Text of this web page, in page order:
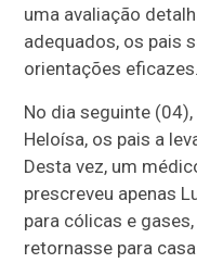
uma avaliação
adequados, os pais
orientações eficazes.
No dia seguinte
Heloísa, os pais a
Desta vez, um
prescreveu apenas
para cólicas e
retornasse para